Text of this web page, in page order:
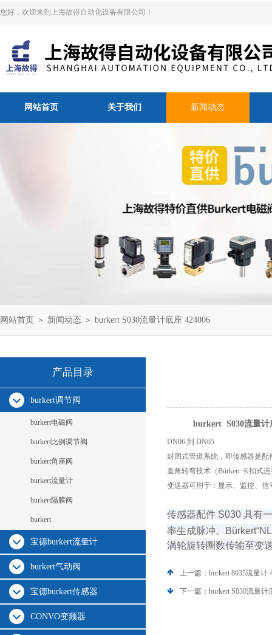
您好，欢迎来到上海故得自动化设备有限公司！
网站首页 关于我们 新闻动态
网站首页 ＞ 新闻动态 ＞ burkert S030流量计底座 424006
产品目录
burkert调节阀
burkert电磁阀
burkert比例调节阀
burkert角座阀
burkert流量计
burkert隔膜阀
burkert
宝德burkert流量计
burkert气动阀
宝德burkert传感器
CONVO变频器
burkert S030流量计
DN06 到 DN65
封闭式管道系统，即传感器是配
直角转弯技术（Bürkert 卡扣式
变送器可用于：显示、监控、
传感器配件 S030 具有
率生成脉冲。
涡轮旋转圈数传输至变
上一篇： burkert 8035流量计
下一篇： burkert S030流量计